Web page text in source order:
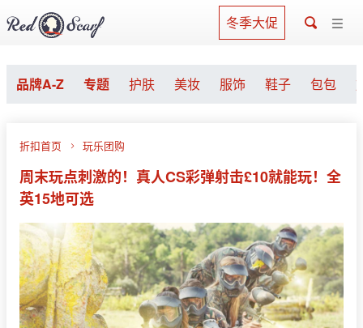
冬季大促
品牌A-Z 专题 护肤 美妆 服饰 鞋子 包包
折扣首页 玩乐团购
周末玩点刺激的！真人CS彩弹射击£10就能玩！全
英15地可选